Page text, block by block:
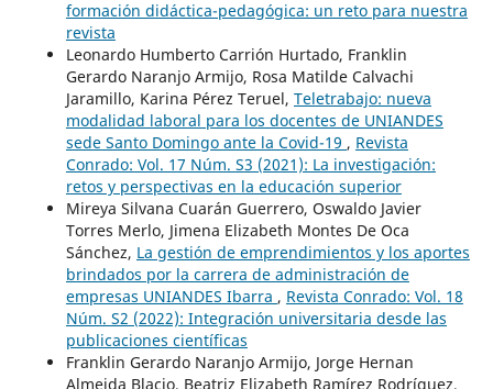
formación didáctica-pedagógica: un reto para nuestra
revista
Leonardo Humberto Carrión Hurtado, Franklin
Gerardo Naranjo Armijo, Rosa Matilde Calvachi
Jaramillo, Karina Pérez Teruel, Teletrabajo: nueva
modalidad laboral para los docentes de UNIANDES
sede Santo Domingo ante la Covid-19 , Revista
Conrado: Vol. 17 Núm. S3 (2021): La investigación:
retos y perspectivas en la educación superior
Mireya Silvana Cuarán Guerrero, Oswaldo Javier
Torres Merlo, Jimena Elizabeth Montes De Oca
Sánchez, La gestión de emprendimientos y los aportes
brindados por la carrera de administración de
empresas UNIANDES Ibarra , Revista Conrado: Vol. 18
Núm. S2 (2022): Integración universitaria desde las
publicaciones científicas
Franklin Gerardo Naranjo Armijo, Jorge Hernan
Almeida Blacio, Beatriz Elizabeth Ramírez Rodríguez,